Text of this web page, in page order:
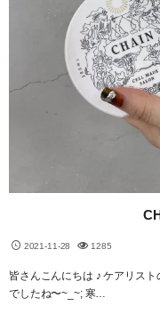
2021-11-28 1285
皆さんこんにちは ♪ ケアリス
でしたね〜~_~; 寒…